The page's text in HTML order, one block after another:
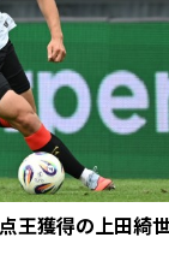
王獲得の上田綺